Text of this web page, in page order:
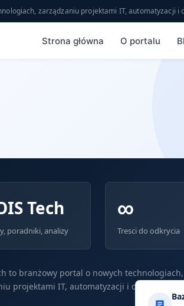
zarządzaniu projektami IT, automatyzacji i
Strona główna O portalu
Tech
poradniki, analizy
∞
Tresci do odkrycia
to branżowy portal o nowych technologiach,
projektami IT, automatyzacji i